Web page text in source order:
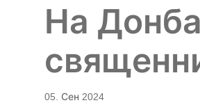
На
05. Сен 2024